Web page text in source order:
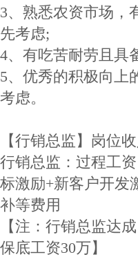
3、熟悉农资市场，
先考虑;
4、有吃苦耐劳且具
5、优秀的积极向上
考虑。
【行销总监】岗位收
行销总监：过程工
标激励+新客户开发
补等费用
【注：行销总监达
保底工资30万】